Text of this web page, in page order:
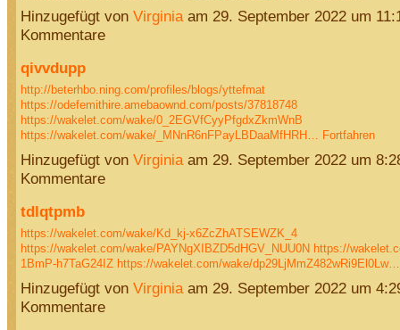
Hinzugefügt von Virginiaam 29. September 2022 um
Kommentare
qivvdupp
http://beterhbo.ning.com/profiles/blogs/yttefmat
https://odefemithire.amebaownd.com/posts/37818748
https://wakelet.com/wake/0_2EGVfCyyPfgdxZkmWnB
https://wakelet.com/wake/_MNnR6nFPayLBDaaMfHRH… Fortfahren
Hinzugefügt von Virginiaam 29. September 2022 um
Kommentare
tdlqtpmb
https://wakelet.com/wake/Kd_kj-x6ZcZhATSEWZK_4
https://wakelet.com/wake/PAYNgXIBZD5dHGV_NUU0N https://
1BmP-h7TaG24IZ https://wakelet.com/wake/dp29LjMmZ482wRi9El0Lw…
Hinzugefügt von Virginiaam 29. September 2022 um
Kommentare